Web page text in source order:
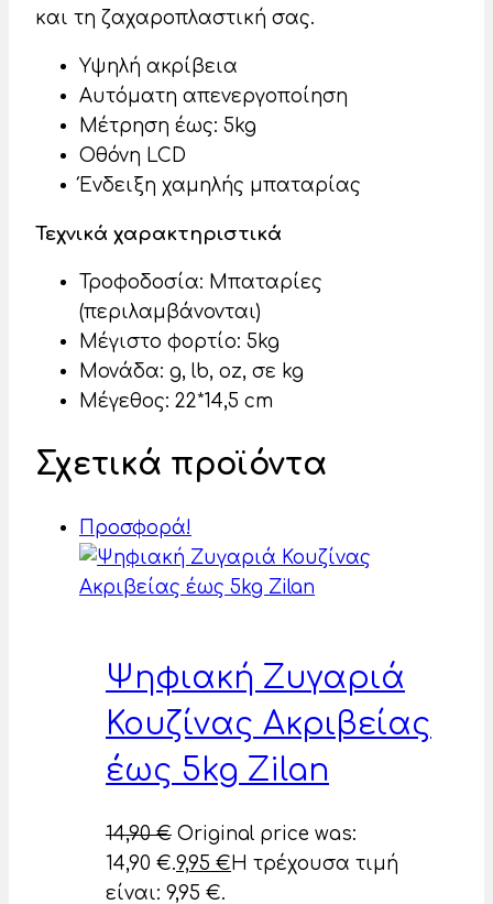
και τη ζαχαροπλαστική σας.
Υψηλή ακρίβεια
Αυτόματη απενεργοποίηση
Μέτρηση έως: 5kg
Οθόνη LCD
Ένδειξη χαμηλής μπαταρίας
Τεχνικά χαρακτηριστικά
Τροφοδοσία: Μπαταρίες
(περιλαμβάνονται)
Μέγιστο φορτίο: 5kg
Μονάδα: g, lb, oz, σε kg
Μέγεθος: 22*14,5 cm
Σχετικά προϊόντα
Προσφορά!
Ψηφιακή Ζυγαριά
Κουζίνας Ακριβείας
έως 5kg Zilan
14,90€ Original price was:
14,90 €.9,95 €Η τρέχουσα τιμή
είναι: 9,95 €.